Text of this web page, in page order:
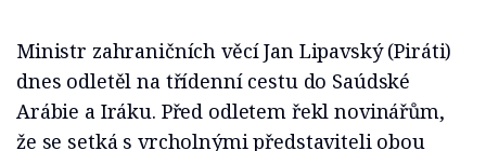
Ministr zahraničních věcí Jan Lipavský (Piráti)
dnes odletěl na třídenní cestu do Saúdské
Arábie a Iráku. Před odletem řekl novinářům,
že se setká s vrcholnými představiteli obou